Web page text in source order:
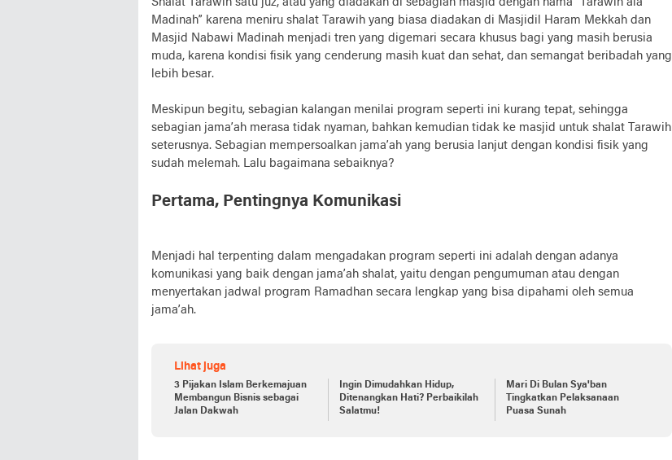
Madinah” karena meniru shalat Tarawih yang biasa diadakan di Masjidil Haram Mekkah dan
Masjid Nabawi Madinah menjadi tren yang digemari secara khusus bagi yang masih berusia
muda, karena kondisi fisik yang cenderung masih kuat dan sehat, dan semangat beribadah yang
lebih besar.
Meskipun begitu, sebagian kalangan menilai program seperti ini kurang tepat, sehingga
sebagian jama’ah merasa tidak nyaman, bahkan kemudian tidak ke masjid untuk shalat Tarawih
seterusnya. Sebagian mempersoalkan jama’ah yang berusia lanjut dengan kondisi fisik yang
sudah melemah. Lalu bagaimana sebaiknya?
Pertama, Pentingnya Komunikasi
Menjadi hal terpenting dalam mengadakan program seperti ini adalah dengan adanya
komunikasi yang baik dengan jama’ah shalat, yaitu dengan pengumuman atau dengan
menyertakan jadwal program Ramadhan secara lengkap yang bisa dipahami oleh semua
jama’ah.
Lihat juga
3 Pijakan Islam Berkemajuan
Membangun Bisnis sebagai
Jalan Dakwah
Ingin Dimudahkan Hidup,
Ditenangkan Hati? Perbaikilah
Salatmu!
Mari Di Bulan Sya'ban
Tingkatkan Pelaksanaan
Puasa Sunah